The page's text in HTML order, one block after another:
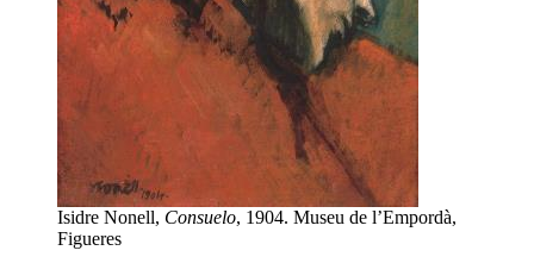
Isidre Nonell, Consuelo, 1904. Museu de l’Empordà,
Figueres